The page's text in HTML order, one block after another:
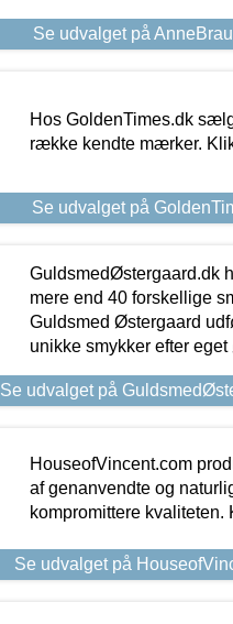
Se udvalget på
Hos GoldenTimes.dk
række kendte mærker.
Se udvalget på
GuldsmedØstergaard.dk
mere end 40 forskellige
Guldsmed Østergaard
unikke smykker efter
Se udvalget på
HouseofVincent.com
af genanvendte og
kompromittere kvaliteten.
Se udvalget på